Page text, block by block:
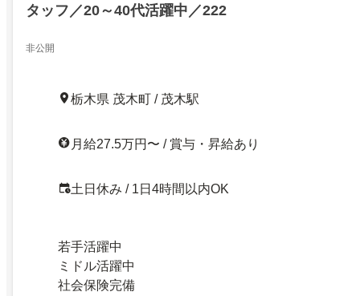
タッフ／20～40代活躍中／222
非公開
栃木県 茂木町 / 茂木駅
月給27.5万円〜 / 賞与・昇給あり
土日休み / 1日4時間以内OK
若手活躍中
ミドル活躍中
社会保険完備